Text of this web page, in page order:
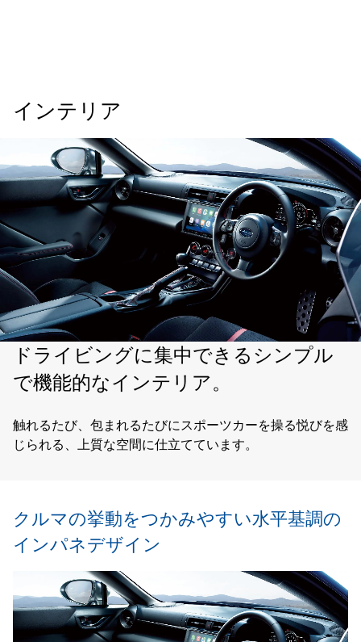
インテリア
ドライビングに集中できる シンプル
で機能的なインテリア。
触れるたび、包まれるたびにスポーツカーを操る悦びを感
じられる、
上質な空間に仕立てています。
クルマの挙動をつかみやすい水平基調の
インパネデザイン